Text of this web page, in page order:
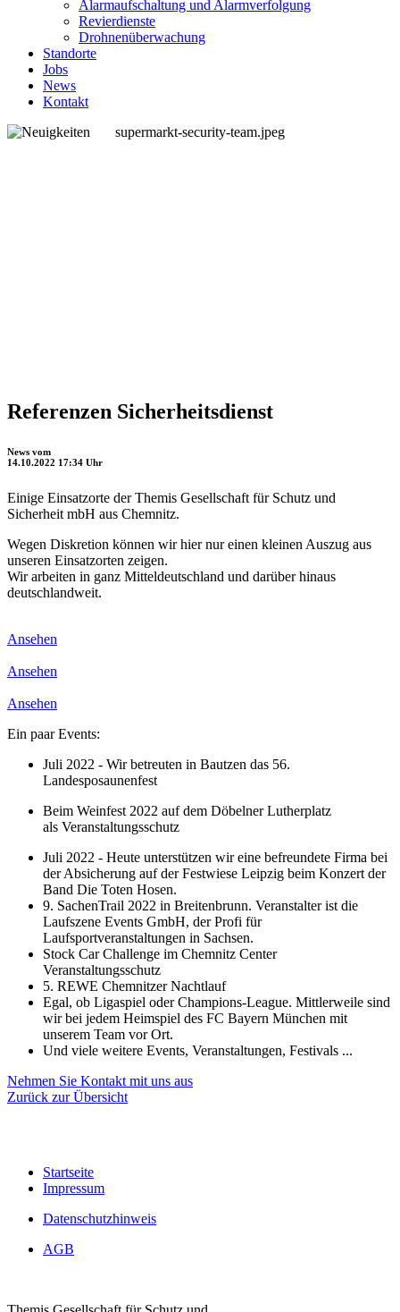
Alarmaufschaltung und Alarmverfolgung
Revierdienste
Drohnenüberwachung
Standorte
Jobs
News
Kontakt
supermarkt-security-team.jpeg
Referenzen Sicherheitsdienst
News vom
14.10.2022 17:34 Uhr
Einige Einsatzorte der Themis Gesellschaft für Schutz und
Sicherheit mbH aus Chemnitz.
Wegen Diskretion können wir hier nur einen kleinen Auszug aus
unseren Einsatzorten zeigen.
Wir arbeiten in ganz Mitteldeutschland und darüber hinaus
deutschlandweit.
Ansehen
Ansehen
Ansehen
Ein paar Events:
Juli 2022 - Wir betreuten in Bautzen das 56.
Landesposaunenfest
Beim Weinfest 2022 auf dem Döbelner Lutherplatz
als Veranstaltungsschutz
Juli 2022 - Heute unterstützen wir eine befreundete Firma bei
der Absicherung auf der Festwiese Leipzig beim Konzert der
Band Die Toten Hosen.
9. SachenTrail 2022 in Breitenbrunn. Veranstalter ist die
Laufszene Events GmbH, der Profi für
Laufsportveranstaltungen in Sachsen.
Stock Car Challenge im Chemnitz Center
Veranstaltungsschutz
5. REWE Chemnitzer Nachtlauf
Egal, ob Ligaspiel oder Champions-League. Mittlerweile sind
wir bei jedem Heimspiel des FC Bayern München mit
unserem Team vor Ort.
Und viele weitere Events, Veranstaltungen, Festivals ...
Nehmen Sie Kontakt mit uns aus
Zurück zur Übersicht
Startseite
Impressum
Datenschutzhinweis
AGB